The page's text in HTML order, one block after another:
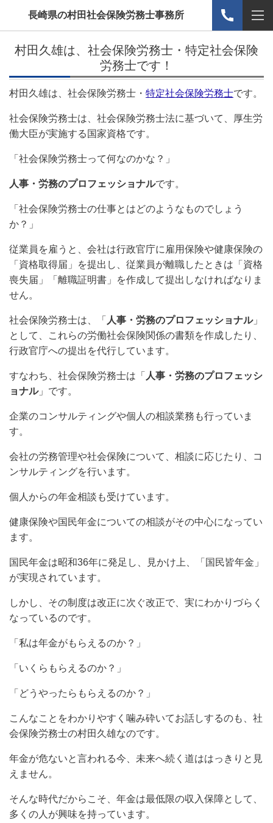
長崎県の村田社会保険労務士事務所
村田久雄は、社会保険労務士・特定社会保険
労務士です！
村田久雄は、社会保険労務士・ 特定社会保険労務士です。
社会保険労務士は、社会保険労務士法に基づいて、厚生労
働大臣が実施する国家資格です。
「社会保険労務士って何なのかな？」
人事・労務のプロフェッショナルです。
「社会保険労務士の仕事とはどのようなものでしょう
か？」
従業員を雇うと、会社は行政官庁に雇用保険や健康保険の
「資格取得届」を提出し、従業員が離職したときは「資格
喪失届」「離職証明書」を作成して提出しなければなりま
せん。
社会保険労務士は、「 人事・労務のプロフェッショナル」
として、これらの労働社会保険関係の書類を作成したり、
行政官庁への提出を代行しています。
すなわち、社会保険労務士は「 人事・労務のプロフェッシ
ョナル」です。
企業のコンサルティングや個人の相談業務も行っていま
す。
会社の労務管理や社会保険について、相談に応じたり、コ
ンサルティングを行います。
個人からの年金相談も受けています。
健康保険や国民年金についての相談がその中心になってい
ます。
国民年金は昭和36年に発足し、見かけ上、「国民皆年金」
が実現されています。
しかし、その制度は改正に次ぐ改正で、実にわかりづらく
なっているのです。
「私は年金がもらえるのか？」
「いくらもらえるのか？」
「どうやったらもらえるのか？」
こんなことをわかりやすく噛み砕いてお話しするのも、社
会保険労務士の村田久雄なのです。
年金が危ないと言われる今、未来へ続く道ははっきりと見
えません。
そんな時代だからこそ、年金は最低限の収入保障として、
多くの人が興味を持っています。